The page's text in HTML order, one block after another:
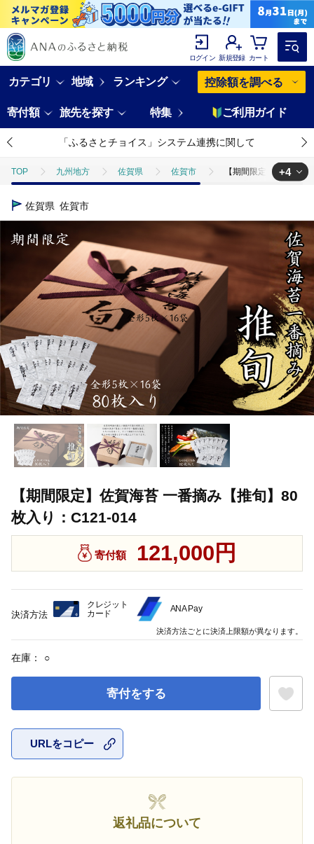
ログイン 新規登録 カート
カテゴリ 地域 ランキング 控除額を調べる
寄付額 旅先を探す 特集 ご利用ガイド
「ふるさとチョイス」システム連携に関して
TOP 九州地方 佐賀県 佐賀市 【期間限定】佐賀海
TOP
【期間限定】佐賀海苔 一番摘み【推
加工食品 乾物 ほかの乾物 【期間限定】佐賀
加工食品 ほかの加工食品 【期間限定】佐賀海苔 一番
+4
佐賀県 佐賀市
【期間限定】佐賀海苔 一番摘み【推旬】80
枚入り：C121-014
寄付額 121,000円
在庫： ○
寄付をする
URLをコピー
返礼品について
決済方法
クレジット
カード
ANA Pay
決済方法ごとに決済上限額が異なります。